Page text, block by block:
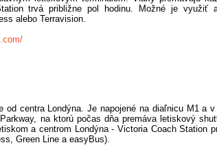
trvá približne pol hodinu. Možné je využiť
alebo Terravision.
od centra Londýna. Je napojené na diaľnicu M1 a
na ktorú počas dňa premáva letiskový
a centrom Londýna - Victoria Coach Station
Green Line a easyBus).